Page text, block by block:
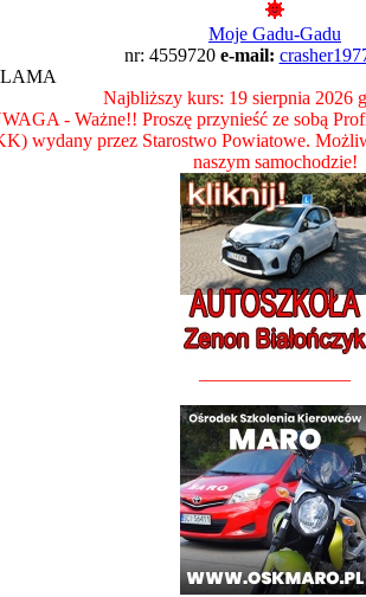
Moje Gadu-Gadu
nr: 4559720 e-mail:
Najbliższy kurs: 19 sierpnia 2026
- Ważne!! Proszę przynieść ze sobą
wydany przez Starostwo Powiatowe.
naszym samochodzie!